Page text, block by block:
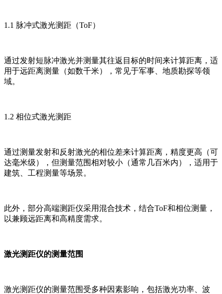
1.1 脉冲式激光测距（ToF）
通过发射短脉冲激光并测量其往返目标的时间来计算距离，适
用于远距离测量（如数千米），常见于军事、地质勘探等领
域。
1.2 相位式激光测距
通过测量发射和反射激光的相位差来计算距离，精度更高（可
达毫米级），但测量范围相对较小（通常几百米内），适用于
建筑、工程测量等场景。
此外，部分高端测距仪采用混合技术，结合ToF和相位测量，
以兼顾远距离和高精度需求。
激光测距仪的测量范围
激光测距仪的测量范围受多种因素影响，包括激光功率、波